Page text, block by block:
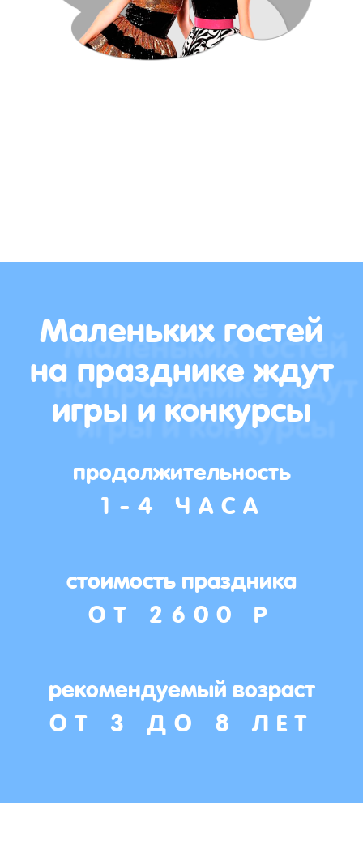
Маленьких гостей
на празднике ждут
игры и конкурсы
продолжительность
1-4 ЧАСА
стоимость праздника
ОТ 2600 Р
рекомендуемый возраст
ОТ 3 ДО 8 ЛЕТ